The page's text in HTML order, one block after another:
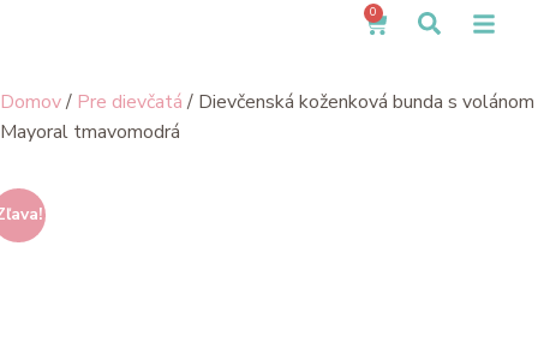
0
Domov/ Pre dievčatá/ Dievčenská koženková bunda s volánom
Mayoral tmavomodrá